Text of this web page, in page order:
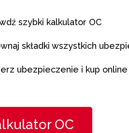
szybki kalkulator OC
składki wszystkich
ubezpieczenie i kup online
OC